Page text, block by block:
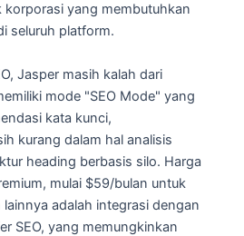
yang membutuhkan
seluruh platform.
Jasper masih kalah dari
mode "SEO Mode" yang
kata kunci,
kurang dalam hal analisis
heading berbasis silo. Harga
mulai $59/bulan untuk
lainnya adalah integrasi dengan
SEO, yang memungkinkan